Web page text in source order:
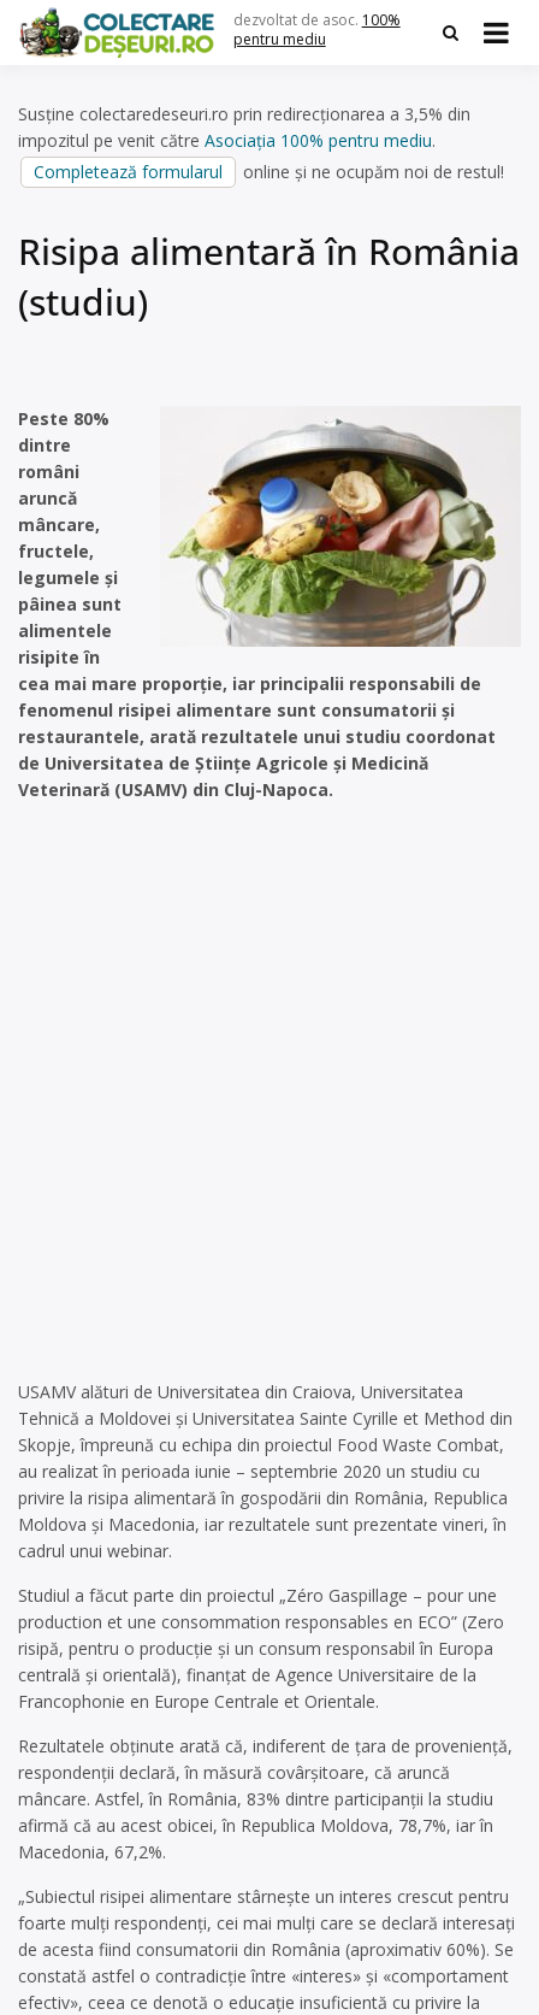
content
dezvoltat de asoc. 100%
pentru mediu
Susține colectaredeseuri.ro prin redirecționarea a 3,5% din
impozitul pe venit către Asociația 100% pentru mediu.
Completează formularul
online și ne ocupăm noi de restul!
Risipa alimentară în România
(studiu)
Peste 80%
dintre
români
aruncă
mâncare,
fructele,
legumele şi
pâinea sunt
alimentele
risipite în
cea mai mare proporţie, iar principalii responsabili de
fenomenul risipei alimentare sunt consumatorii şi
restaurantele, arată rezultatele unui studiu coordonat
de Universitatea de Ştiinţe Agricole şi Medicină
Veterinară (USAMV) din Cluj-Napoca.
USAMV alături de Universitatea din Craiova, Universitatea
Tehnică a Moldovei şi Universitatea Sainte Cyrille et Method din
Skopje, împreună cu echipa din proiectul Food Waste Combat,
au realizat în perioada iunie – septembrie 2020 un studiu cu
privire la risipa alimentară în gospodării din România, Republica
Moldova şi Macedonia, iar rezultatele sunt prezentate vineri, în
cadrul unui webinar.
Studiul a făcut parte din proiectul „Zéro Gaspillage – pour une
production et une consommation responsables en ECO” (Zero
risipă, pentru o producţie şi un consum responsabil în Europa
centrală şi orientală), finanţat de Agence Universitaire de la
Francophonie en Europe Centrale et Orientale.
Rezultatele obţinute arată că, indiferent de ţara de provenienţă,
respondenţii declară, în măsură covârşitoare, că aruncă
mâncare. Astfel, în România, 83% dintre participanţii la studiu
afirmă că au acest obicei, în Republica Moldova, 78,7%, iar în
Macedonia, 67,2%.
„Subiectul risipei alimentare stârneşte un interes crescut pentru
foarte mulţi respondenţi, cei mai mulţi care se declară interesaţi
de acesta fiind consumatorii din România (aproximativ 60%). Se
constată astfel o contradicţie între «interes» şi «comportament
efectiv», ceea ce denotă o educaţie insuficientă cu privire la